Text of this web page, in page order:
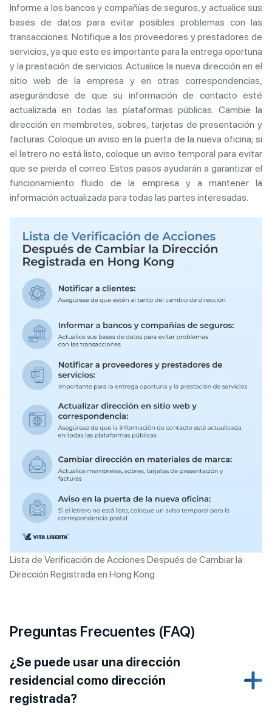
Informe a los bancos y compañías de seguros, y actualice sus
bases de datos para evitar posibles problemas con las
transacciones. Notifique a los proveedores y prestadores de
servicios, ya que esto es importante para la entrega oportuna
y la prestación de servicios. Actualice la nueva dirección en el
sitio web de la empresa y en otras correspondencias,
asegurándose de que su información de contacto esté
actualizada en todas las plataformas públicas. Cambie la
dirección en membretes, sobres, tarjetas de presentación y
facturas. Coloque un aviso en la puerta de la nueva oficina; si
el letrero no está listo, coloque un aviso temporal para evitar
que se pierda el correo. Estos pasos ayudarán a garantizar el
funcionamiento fluido de la empresa y a mantener la
información actualizada para todas las partes interesadas.
Lista de Verificación de Acciones Después de Cambiar la
Dirección Registrada en Hong Kong
Preguntas Frecuentes (FAQ)
¿Se puede usar una dirección
residencial como dirección
registrada?